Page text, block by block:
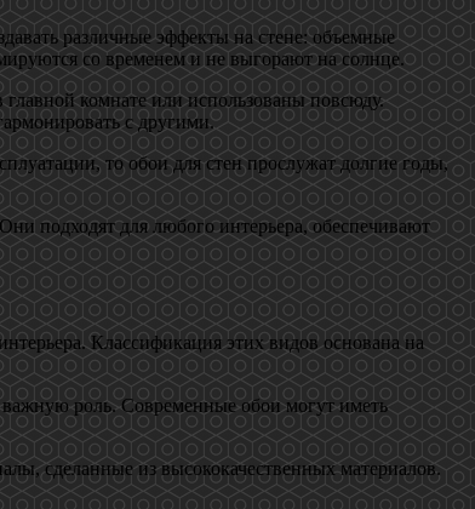
различные эффекты на стене: объемные
со временем и не выгорают на солнце.
комнате или использованы повсюду.
с другими.
то обои для стен прослужат долгие годы,
подходят для любого интерьера, обеспечивают
Классификация этих видов основана на
роль. Современные обои могут иметь
сделанные из высококачественных материалов.